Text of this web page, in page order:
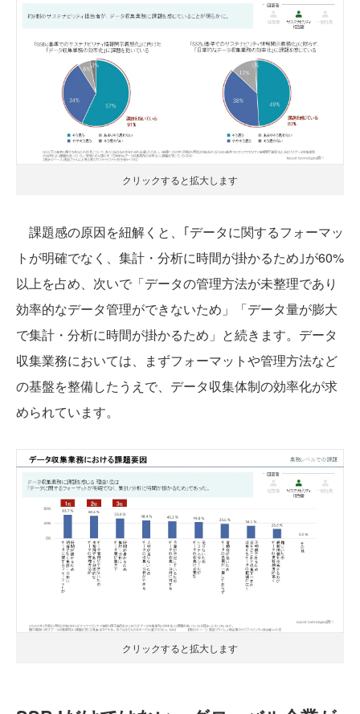
クリックすると拡大します
課題感の原因を紐解くと、｢データに関するフォーマッ
トが明確でなく、集計・分析に時間が掛かるため｣が60%
以上を占め、次いで「データの管理方法が未整理であり
効率的なデータ管理ができないため」「データ量が膨大
で集計・分析に時間が掛かるため」と続きます。データ
収集業務においては、まずフォーマットや管理方法など
の基盤を整備したうえで、データ収集体制の効率化が求
められています。
クリックすると拡大します